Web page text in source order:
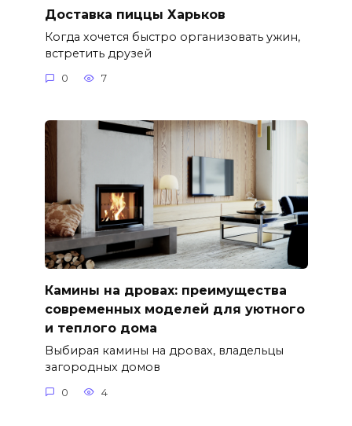
Доставка пиццы Харьков
Когда хочется быстро организовать ужин,
встретить друзей
0 7
Камины на дровах: преимущества
современных моделей для уютного
и теплого дома
Выбирая камины на дровах, владельцы
загородных домов
0 4